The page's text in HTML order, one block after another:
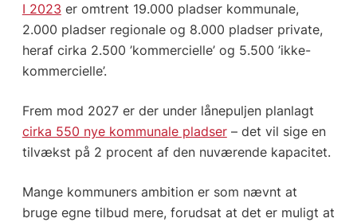
I 2023 er omtrent 19.000 pladser kommunale,
2.000 pladser regionale og 8.000 pladser private,
heraf cirka 2.500 ’kommercielle’ og 5.500 ’ikke-
kommercielle’.
Frem mod 2027 er der under lånepuljen planlagt
cirka 550 nye kommunale pladser– det vil sige en
tilvækst på 2 procent af den nuværende kapacitet.
Mange kommuners ambition er som nævnt at
bruge egne tilbud mere, forudsat at det er muligt at